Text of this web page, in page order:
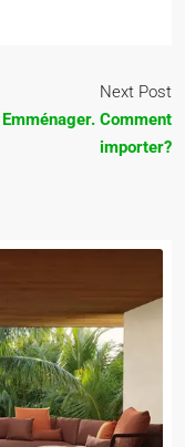
Next Post
Emménager. Comment
importer?